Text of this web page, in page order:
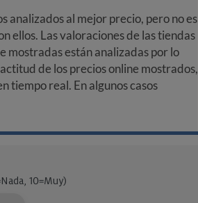
analizados al mejor precio, pero no es
ellos. Las valoraciones de las tiendas
mostradas están analizadas por lo
de los precios online mostrados,
tiempo real. En algunos casos